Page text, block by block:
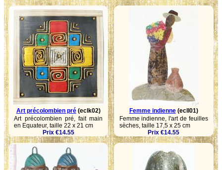
Art précolombien pré(eclk02)
Art précolombien pré, fait main
en Equateur, taille 22 x 21 cm
Prix €14.55
Femme indienne(ecll01)
Femme indienne, l'art de feuilles
sèches, taille 17,5 x 25 cm
Prix €14.55